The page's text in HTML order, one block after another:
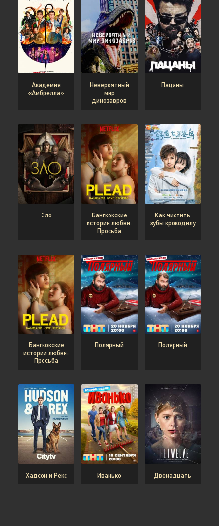
Академия
«Амбрелла»
Невероятный
мир
динозавров
Пацаны
Зло
Бангкокские
истории любви:
Просьба
Как чистить
зубы крокодилу
Бангкокские
истории любви:
Просьба
Полярный Полярный
Хадсон и Рекс Иванько Двенадцать